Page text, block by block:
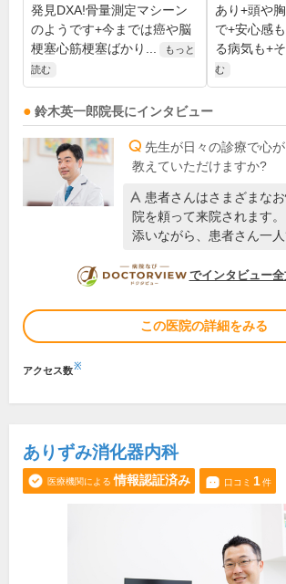
発見DXA!骨量測定マシーン
のようです+今までは癌や脳
梗塞心筋梗塞ばかり...
もっと
読む
あり+頭や
で+安心感
る病気も+
む
鈴木英一郎院長にインタビュー
先生が日々の診療で心
教えていただけますか?
患者さんはさまざまな
院を頼って来院されます
添いながら、患者さん一
DOCTORVIEW
でインタビュー
この医院の詳細をみる
アクセス数※
ありずみ消化器内科
医療機関による 情報認証済み 口コミ 1件